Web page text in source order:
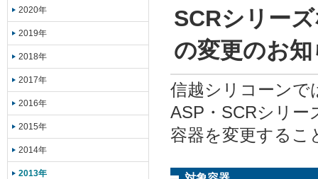
2020年
2019年
2018年
2017年
2016年
2015年
2014年
2013年
SCRシリー
の変更のお
信越シリコーンで
ASP・SCRシリ
容器を変更するこ